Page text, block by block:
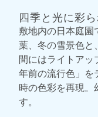
四季と光に彩
敷地内の日本庭
葉、冬の雪景色と
間にはライトア
年前の流行色」を
時の色彩を再現。
す。